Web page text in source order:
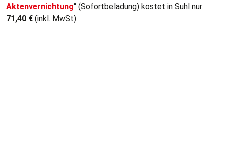
Aktenvernichtung“ (Sofortbeladung) kostet in Suhl nur:
71,40 € (inkl. MwSt).